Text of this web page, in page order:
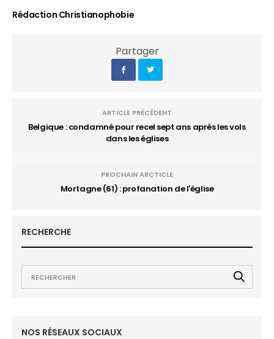
Rédaction Christianophobie
Partager
ARTICLE PRÉCÉDENT
Belgique : condamné pour recel sept ans après les vols
dans les églises
PROCHAIN ARCTICLE
Mortagne (61) : profanation de l'église
RECHERCHE
NOS RÉSEAUX SOCIAUX